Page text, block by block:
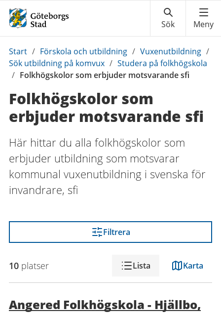
Du
är
här:
Start / Förskola och utbildning / Vuxenutbildning /
Sök utbildning på komvux / Studera på folkhögskola
/ Folkhögskolor som erbjuder motsvarande sfi
Folkhögskolor som
erbjuder motsvarande sfi
Här hittar du alla folkhögskolor som
erbjuder utbildning som motsvarar
kommunal vuxenutbildning i svenska för
invandrare, sfi
Filtrera
Lista Karta
10 platser
Angered Folkhögskola - Hjällbo,